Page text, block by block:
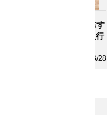
・経営FAQ：海外で起業す
、日本と海外どちらの銀行
2024/06/28